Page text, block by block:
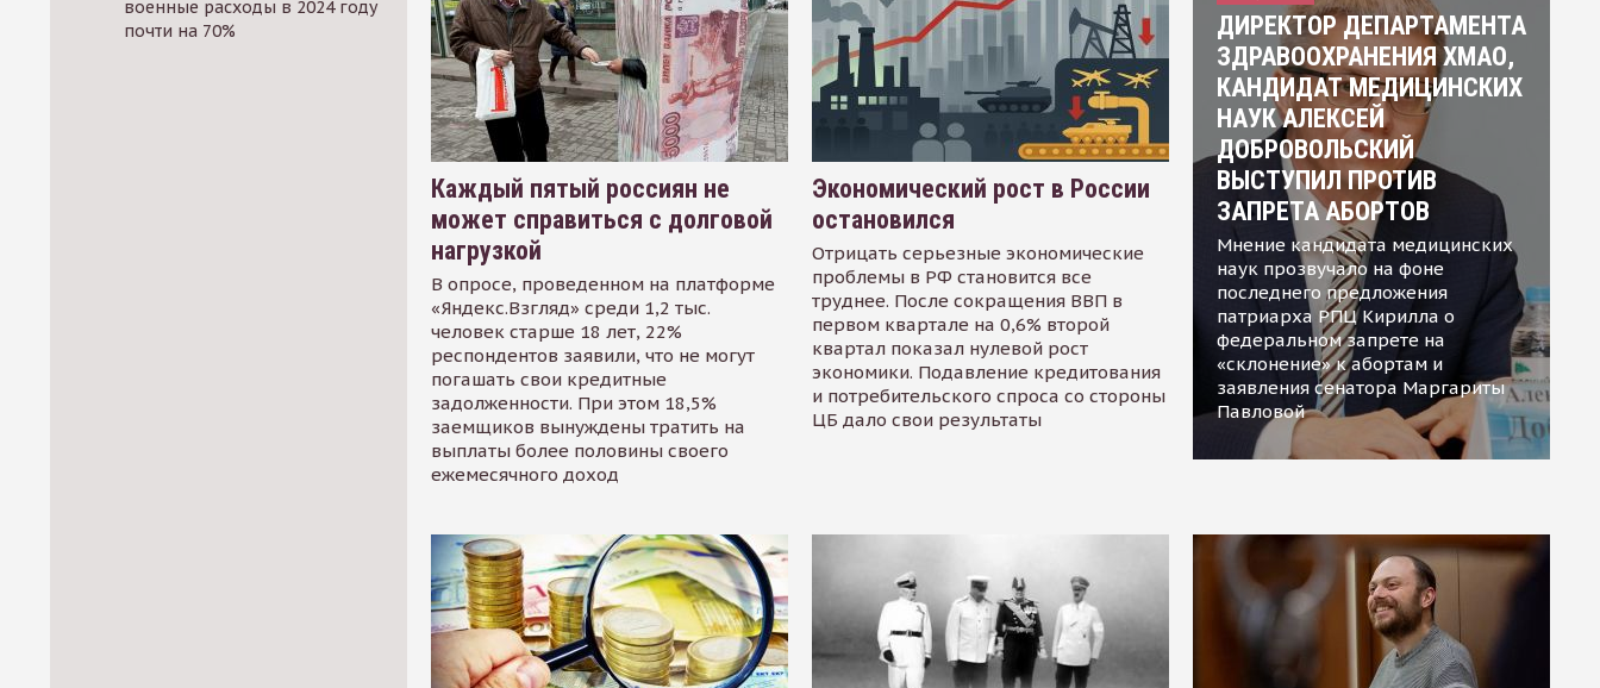
военные расходы в 2024 году
почти на 70%
Каждый пятый россиян не
может справиться с долговой
нагрузкой
В опросе, проведенном на платформе
«Яндекс.Взгляд» среди 1,2 тыс.
человек старше 18 лет, 22%
респондентов заявили, что не могут
погашать свои кредитные
задолженности. При этом 18,5%
заемщиков вынуждены тратить на
выплаты более половины своего
ежемесячного доход
Экономический рост в России
остановился
Отрицать серьезные экономические
проблемы в РФ становится все
труднее. После сокращения ВВП в
первом квартале на 0,6% второй
квартал показал нулевой рост
экономики. Подавление кредитования
и потребительского спроса со стороны
ЦБ дало свои результаты
ДИРЕКТОР ДЕПАРТАМЕНТА
ЗДРАВООХРАНЕНИЯ ХМАО,
КАНДИДАТ МЕДИЦИНСКИХ
НАУК АЛЕКСЕЙ
ДОБРОВОЛЬСКИЙ
ВЫСТУПИЛ ПРОТИВ
ЗАПРЕТА АБОРТОВ
Мнение кандидата медицинских
наук прозвучало на фоне
последнего предложения
патриарха РПЦ Кирилла о
федеральном запрете на
«склонение» к абортам и
заявления сенатора Маргариты
Павловой